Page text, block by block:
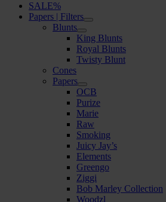
SALE%
Papers | Filters
Blunts
King Blunts
Royal Blunts
Twisty Blunt
Cones
Papers
OCB
Purize
Marie
Raw
Smoking
Juicy Jay’s
Elements
Greengo
Ziggi
Bob Marley Collection
Woodzl